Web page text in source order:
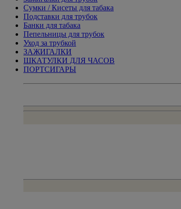
Сумки / Кисеты для табака
Подставки для трубок
Банки для табака
Пепельницы для трубок
Уход за трубкой
ЗАЖИГАЛКИ
ШКАТУЛКИ ДЛЯ ЧАСОВ
ПОРТСИГАРЫ